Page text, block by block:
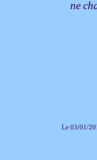
ne
Le 03/01/